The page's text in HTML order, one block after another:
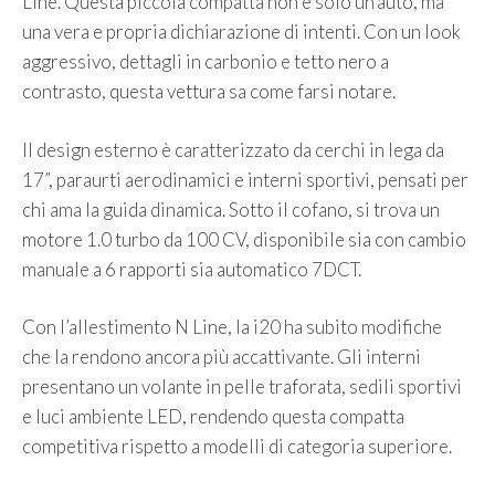
una vera e propria dichiarazione di intenti. Con un look
aggressivo, dettagli in carbonio e tetto nero a
contrasto, questa vettura sa come farsi notare.
Il design esterno è caratterizzato da cerchi in lega da
17”, paraurti aerodinamici e interni sportivi, pensati per
chi ama la guida dinamica. Sotto il cofano, si trova un
motore 1.0 turbo da 100 CV, disponibile sia con cambio
manuale a 6 rapporti sia automatico 7DCT.
Con l’allestimento N Line, la i20 ha subito modifiche
che la rendono ancora più accattivante. Gli interni
presentano un volante in pelle traforata, sedili sportivi
e luci ambiente LED, rendendo questa compatta
competitiva rispetto a modelli di categoria superiore.